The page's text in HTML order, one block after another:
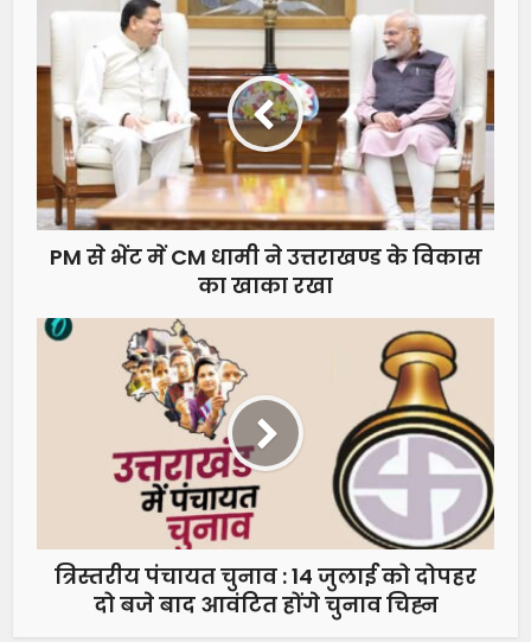
PM से भेंट में CM धामी ने उत्तराखण्ड के विकास
का खाका रखा
त्रिस्तरीय पंचायत चुनाव : 14 जुलाई को दोपहर
दो बजे बाद आवंटित होंगे चुनाव चिह्न